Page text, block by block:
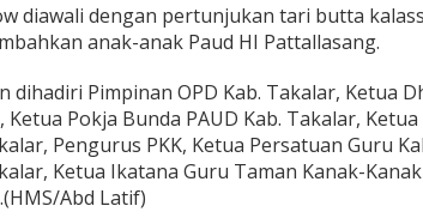
diawali dengan pertunjukan tari butta
anak-anak Paud HI Pattallasang.
dihadiri Pimpinan OPD Kab. Takalar, Ketua
Ketua Pokja Bunda PAUD Kab. Takalar,
Pengurus PKK, Ketua Persatuan Guru
Ketua Ikatana Guru Taman Kanak-
Abd Latif)